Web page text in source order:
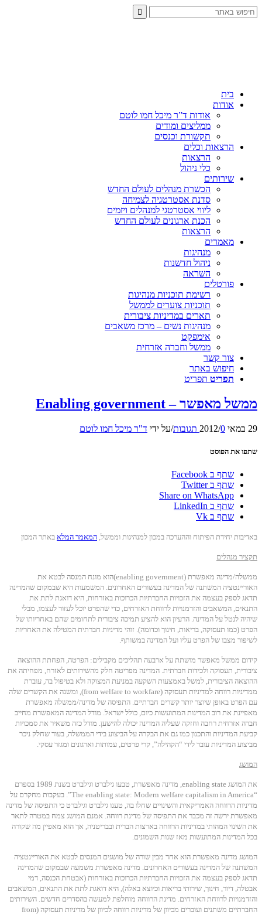
בית
אודות
אודות ד”ר מיכל חמו לוטם
ממליצים ומודים
תקשורת וכנסים
הרצאות וכלים
הרצאות
כלי ניהול
שירותים
הכשרת מנהלים לעולם החדש
סדנת אסטרטגיה לצמיחה
ליווי אסטרטגי למנהלים ויזמים
הכנת ארגונים לעולם החדש
הרצאות
מאמרים
מנהיגות
ניהול חדשנות
השראה
פורטלים
רשימת תוכניות מנהיגות
תוכניות צוערים לממשל
תארים במדיניות ציבורית
מנהיגות נשים – מרכז משאבים
אימפקט
ממשל וחברה אזרחית
צור קשר
חיפוש באתר
תפריט תפריט
ממשל מאפשר – Enabling government
29 במאי 2012 /0 תגובות /על ידי ד"ר מיכל חמו לוטם
שתפו את הפוסט
שתף ב Facebook
שתף ב Twitter
Share on WhatsApp
שתף ב LinkedIn
שתף ב Vk
באדיבות יחידת הפיתוח וההערכה במכון למנהיגות וממשל, המאמר המלא באתר המכון
תקציר מנהלים
ממשלה/מדינה מאפשרת (enabling government)הוא מונח המנסה לבטא את
האוריינטציה המשתנה של המדינה בעשורים האחרונים. המשמעות היא שבמקום שהמדינה
תדאג לספק בעצמה את הזכויות החברתיות הכרוכות באזרחות, היא דואגת לתת את
התנאים, המשאבים והזדמנויות לרווחת האזרחים, כדי שהפרט יוכל לעזור לעצמו, מבלי
שיהיה לנטל על המדינה. הרעיון הוא להציע תמיכה ציבורית לתחומים שהם באחריותו של
הפרט (כמו תעסוקה, בריאות, חינוך וכדומה). זוהי מדיניות חברתית המטילה את האחריות
לשיפור מצבו של הפרט עליו ועל המדינה במשותף.
קידום ממשל מאפשר מושתת על ארבעה תהליכים מקבילים: הפרטה, הפחתת ההוצאה
ציבורית, תעסוקה ולכידות חברתית. המדינה מפריטה חלק מהשירותים לאזרח, מפחיתה את
ההוצאה הציבורית, למשל באמצעות השקעה במניעת המצוקה ולא בטיפול בה, עוברת
ממדיניות רווחה למדיניות תעסוקה (from welfare to workfare), ומשנה את הקשרים שלה
עם הפרט באופן שיוצר יותר קשרים חברתיים. התפיסה של מדינה/ממשלה מאפשרת
מאפיינת את רוב המדינות המתועשות כיום, כולל ישראל. מודל המדינה המאפשרת מחייב
חברה אזרחית רחבה וחזקה שעליה המדינה יכולה להישען. מודל כזה משאיר את סמכויות
קביעת המדיניות והתכנון כמו גם את הבקרה על הביצוע בידי הממשלה, בעוד שחלק ניכר
מביצוע המדיניות עובר לידי “הקהילה”, קרי פרטים, עמותות וארגונים ומגזר עסקי.
המושג
את המושג enabling state, מדינה מאפשרת, טבעו גילברט וגילברט בשנת 1989 בספרם
“The enabling state: Modern welfare capitalism in America”. בעקבות מחקרם על
מדיניות הרווחה האמריקאית והשינויים שחלו בה, טענו גילברט וגילברט כי התפיסה של מדינה
מאפשרת ירשה זה מכבר את התפיסה של מדינת רווחה. אמנם המושג צמח במטרה לתאר
את השינוי המהותי במדיניות הרווחה בארצות הברית ובבריטניה, אך הוא מאפיין מה שקורה
בכל המדינות המתועשות מאז שנות השמונים.
המושג מדינה מאפשרת הוא אחד מבין שורה של מושגים המנסים לבטא את האוריינטציה
המשתנה של המדינה בעשורים האחרונים. מדינה מאפשרת משמעה שבמקום שהמדינה
תדאג לספק בעצמה את הזכויות החברתיות הכרוכות באזרחות (אבטחת הכנסה, דמי
אבטלה, דיור, חינוך, שירותי בריאות וכיוצא באלה), היא דואגת לתת את התנאים, המשאבים
והזדמנויות לרווחת האזרחים. מדינת הרווחה מוחלפת למעשה בהסדרים חדשים. השירותים
החברתיים משתנים ועוברים מכיוון של מדיניות רווחה לכיוון של מדיניות תעסוקה (from